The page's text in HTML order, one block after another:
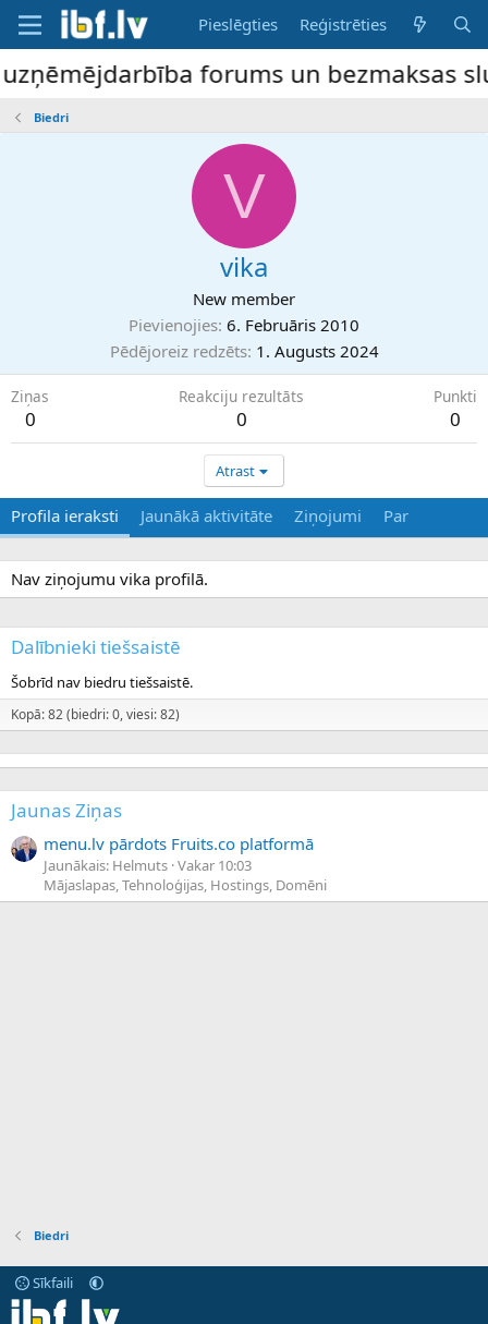
Pieslēgties Reģistrēties
forums un bezmaksas
Biedri
V
vika
New member
Pievienojies 6. Februāris 2010
Pēdējoreiz redzēts 1. Augusts 2024
Ziņas
0
Reakciju rezultāts
0
Punkti
0
Atrast
Profila ieraksti Jaunākā aktivitāte Ziņojumi Par
Nav ziņojumu vika profilā.
Dalībnieki tiešsaistē
Šobrīd nav biedru tiešsaistē.
Kopā: 82 (biedri: 0, viesi: 82)
Jaunas Ziņas
menu.lv pārdots Fruits.co platformā
Jaunākais: Helmuts Vakar 10:03
Mājaslapas, Tehnoloģijas, Hostings, Domēni
Biedri
Sīkfaili